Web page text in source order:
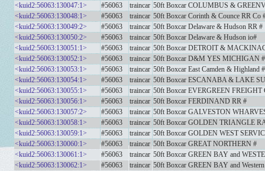
<kuid2:56063:130047:1>
#56063 traincar 50ft Boxcar COLUMBUS &
<kuid2:56063:130048:1>
#56063 traincar 50ft Boxcar Corinth & Counce RR Co
<kuid2:56063:130049:2>
#56063 traincar 50ft Boxcar Delaware & Hudson RR #
<kuid2:56063:130050:2>
#56063 traincar 50ft Boxcar Delaware & Hudson io#
<kuid2:56063:130051:1>
#56063 traincar 50ft Boxcar DETROIT &
<kuid2:56063:130052:1>
#56063 traincar 50ft Boxcar D&M YES MICHIGAN #
<kuid2:56063:130053:1>
#56063 traincar 50ft Boxcar East Camden & Highland #
<kuid2:56063:130054:1>
#56063 traincar 50ft Boxcar ESCANABA & LAKE
<kuid2:56063:130055:1>
#56063 traincar 50ft Boxcar EVERGREEN FREIGHT
<kuid2:56063:130056:1>
#56063 traincar 50ft Boxcar FERDINAND RR #
<kuid2:56063:130057:2>
#56063 traincar 50ft Boxcar GALVESTON
<kuid2:56063:130058:1>
#56063 traincar 50ft Boxcar GOLDEN TRIANGLE
<kuid2:56063:130059:1>
#56063 traincar 50ft Boxcar GOLDEN WEST
<kuid2:56063:130060:1>
#56063 traincar 50ft Boxcar GREAT NORTHERN #
<kuid2:56063:130061:1>
#56063 traincar 50ft Boxcar GREEN BAY and
<kuid2:56063:130062:1>
#56063 traincar 50ft Boxcar GREEN BAY and